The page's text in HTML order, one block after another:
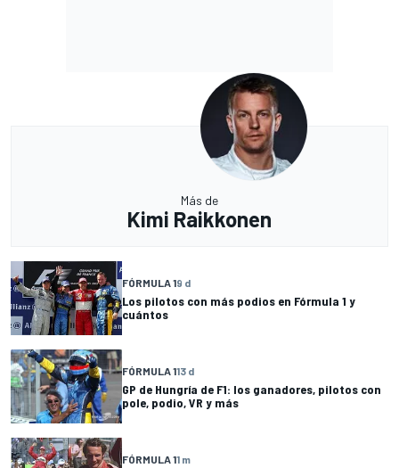
Más de
Kimi Raikkonen
FÓRMULA 19 d
Los pilotos con más podios en Fórmula 1 y
cuántos
FÓRMULA 113 d
GP de Hungría de F1: los ganadores, pilotos con
pole, podio, VR y más
FÓRMULA 11 m